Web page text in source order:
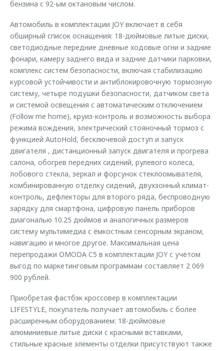
бензина с 92-ым октановым числом.
Автомобиль в комплектации JOY включает в себя
обширный список оснащения: 18-дюймовые литые диски,
светодиодные передние дневные ходовые огни и задние
фонари, камеру заднего вида и задние датчики парковки,
комплекс систем безопасности, включая стабилизацию
курсовой устойчивости и антиблокировочную тормозную
систему, четыре подушки безопасности, датчиком света
и системой освещения с автоматическим отключением
(Follow me home), круиз-контроль и возможность выбора
режима вождения, электрический стояночный тормоз с
функцией AutoHold, бесключевой доступ и запуск
двигателя , дистанционный запуск двигателя и прогрева
салона, обогрев передних сидений, рулевого колеса,
лобового стекла, зеркал и форсунок стеклоомывателя,
комбинированную отделку сидений, двухзонный климат-
контроль, дефлекторы для второго ряда, беспроводную
зарядку для смартфона, цифровую панель приборов
диагональю 10.25 дюймов и аналогичных размеров
систему мультимедиа с ёмкостным сенсорным экраном,
навигацию и многое другое. Максимальная цена
перепродажи OMODA C5 в комплектации JOY с учётом
выгод по маркетинговым программам составляет 2 069
900 рублей.
Приобретая фастбэк кроссовер в комплектации
LIFESTYLE, покупатель получает автомобиль c более
расширенным оборудованием: 18-дюймовые
алюминиевые литые диски c красными вставками,
стильные красные элементы отделки присутствуют также